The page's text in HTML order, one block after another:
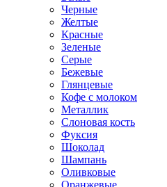
Черные
Желтые
Красные
Зеленые
Серые
Бежевые
Глянцевые
Кофе с молоком
Металлик
Слоновая кость
Фуксия
Шоколад
Шампань
Оливковые
Оранжевые